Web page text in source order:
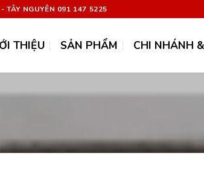
TÂY NGUYÊN 091 147 5225
THIỆU SẢN PHẨM CHI NHÁNH